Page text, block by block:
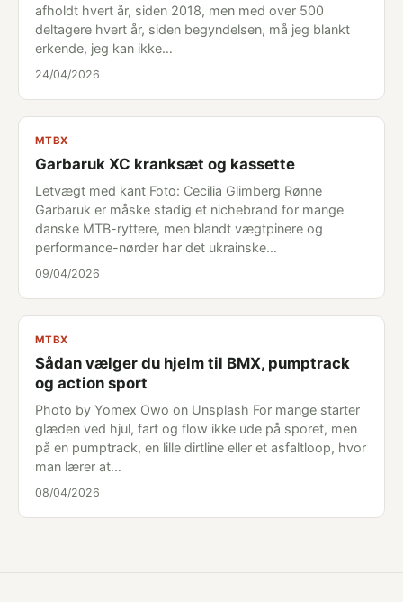
afholdt hvert år, siden 2018, men med over 500
deltagere hvert år, siden begyndelsen, må jeg blankt
erkende, jeg kan ikke…
24/04/2026
MTBX
Garbaruk XC kranksæt og kassette
Letvægt med kant Foto: Cecilia Glimberg Rønne
Garbaruk er måske stadig et nichebrand for mange
danske MTB-ryttere, men blandt vægtpinere og
performance-nørder har det ukrainske…
09/04/2026
MTBX
Sådan vælger du hjelm til BMX, pumptrack
og action sport
Photo by Yomex Owo on Unsplash For mange starter
glæden ved hjul, fart og flow ikke ude på sporet, men
på en pumptrack, en lille dirtline eller et asfaltloop, hvor
man lærer at…
08/04/2026